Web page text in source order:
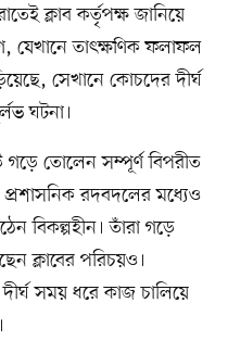
ক্লাব কর্তৃপক্ষ জানিয়ে
যেখানে তাৎক্ষণিক ফলাফল
সেখানে কোচদের দীর্ঘ
ঘটনা।
তোলেন সম্পূর্ণ বিপরীত
প্রশাসনিক রদবদলের মধ্যেও
বিকল্পহীন। তাঁরা গড়ে
ক্লাবের পরিচয়ও।
সময় ধরে কাজ চালিয়ে